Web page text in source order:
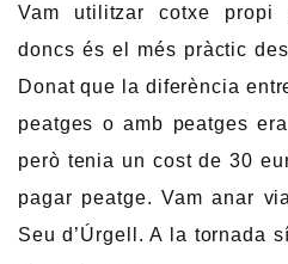
Vam utilitzar cotxe propi
doncs és el més pràctic
Donat que la diferència
peatges o amb peatges
però tenia un cost de 30
pagar peatge. Vam anar
Seu d’Úrgell. A la tornada